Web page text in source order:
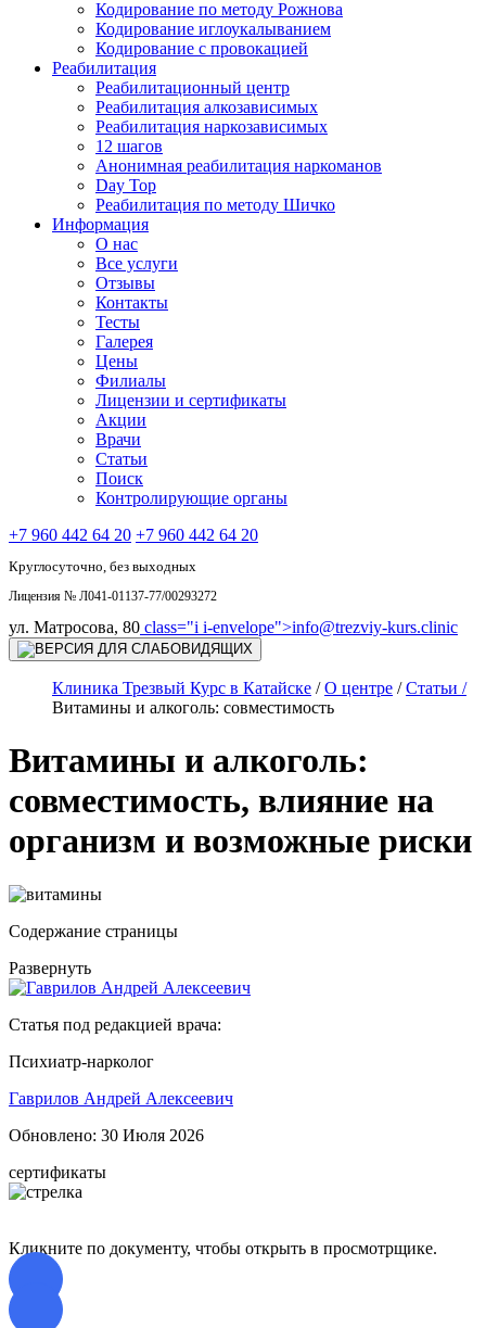
Кодирование по методу Рожнова
Кодирование иглоукалыванием
Кодирование с провокацией
Реабилитация
Реабилитационный центр
Реабилитация алкозависимых
Реабилитация наркозависимых
12 шагов
Анонимная реабилитация наркоманов
Day Top
Реабилитация по методу Шичко
Информация
О нас
Все услуги
Отзывы
Контакты
Тесты
Галерея
Цены
Филиалы
Лицензии и сертификаты
Акции
Врачи
Статьи
Поиск
Контролирующие органы
+7 960 442 64 20 +7 960 442 64 20
Круглосуточно, без выходных
Лицензия № Л041-01137-77/00293272
ул. Матросова, 80 class="i i-envelope">info@trezviy-kurs.clinic
Клиника Трезвый Курс в Катайске /О центре /Статьи /
Витамины и алкоголь: совместимость
Витамины и алкоголь:
совместимость, влияние на
организм и возможные риски
Содержание страницы
Развернуть
Статья под редакцией врача:
Психиатр-нарколог
Гаврилов Андрей Алексеевич
Обновлено: 30 Июля 2026
сертификаты
Кликните по документу, чтобы открыть в просмотрщике.